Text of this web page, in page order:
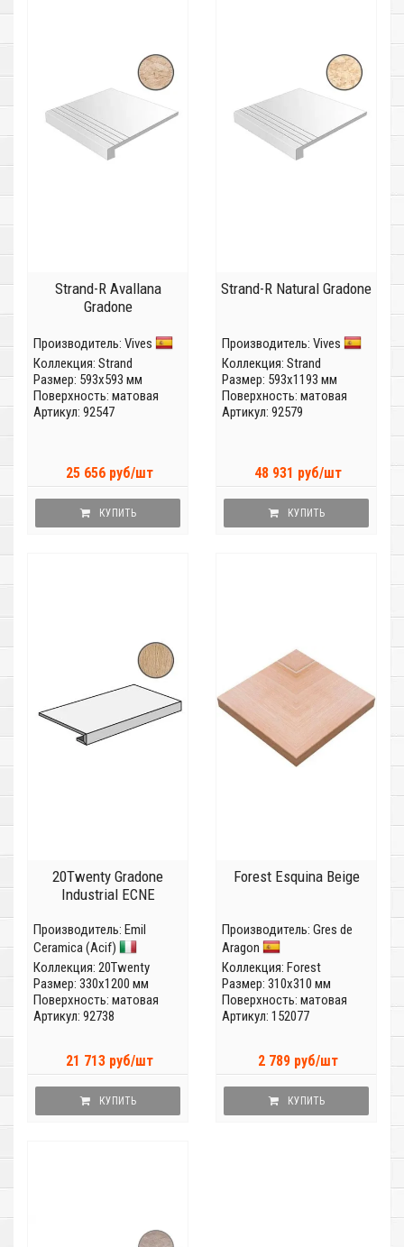
Strand-R Avallana
Gradone
Производитель: Vives
Коллекция: Strand
Размер: 593x593 мм
Поверхность: матовая
Артикул: 92547
25 656 руб/шт
КУПИТЬ
Strand-R Natural Gradone
Производитель: Vives
Коллекция: Strand
Размер: 593x1193 мм
Поверхность: матовая
Артикул: 92579
48 931 руб/шт
КУПИТЬ
20Twenty Gradone
Industrial ECNE
Производитель: Emil
Ceramica (Acif)
Коллекция: 20Twenty
Размер: 330x1200 мм
Поверхность: матовая
Артикул: 92738
21 713 руб/шт
КУПИТЬ
Forest Esquina Beige
Производитель: Gres de
Aragon
Коллекция: Forest
Размер: 310x310 мм
Поверхность: матовая
Артикул: 152077
2 789 руб/шт
КУПИТЬ